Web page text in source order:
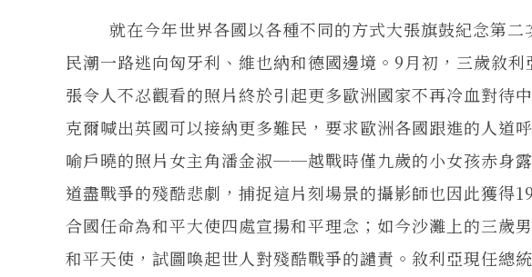
就在今年世界各國以各種不同的方式大張旗鼓紀念第二
民潮一路逃向匈牙利、維也納和德國邊境。9月初，三歲敘
張令人不忍觀看的照片終於引起更多歐洲國家不再冷血對待
克爾喊出英國可以接納更多難民，要求歐洲各國跟進的人道
喻戶曉的照片女主角潘金淑──越戰時僅九歲的小女孩赤身
道盡戰爭的殘酷悲劇，捕捉這片刻場景的攝影師也因此獲得
合國任命為和平大使四處宣揚和平理念；如今沙灘上的三歲
和平天使，試圖喚起世人對殘酷戰爭的譴責。敘利亞現任總